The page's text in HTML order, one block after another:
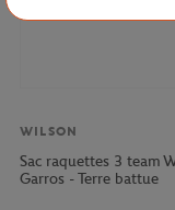
WILSON
Sac raquettes 3 team
Garros - Terre battue